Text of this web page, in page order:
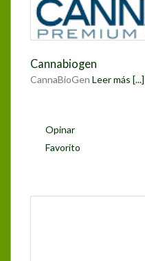
Cannabiogen
CannaBioGen Leer más [...]
Opinar
Favorito